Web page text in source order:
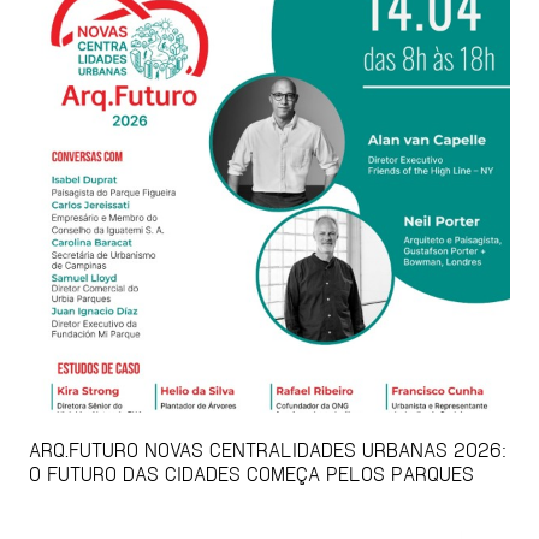
ARQ.FUTURO NOVAS CENTRALIDADES URBANAS 2026:
O FUTURO DAS CIDADES COMEÇA PELOS PARQUES